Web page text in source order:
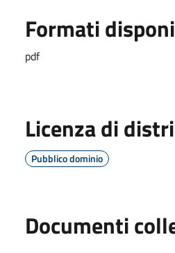
Formati
pdf
Licenza di
Pubblico dominio
Documenti